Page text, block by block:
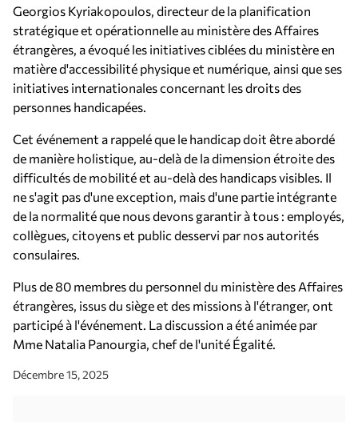
Georgios Kyriakopoulos, directeur de la planification
stratégique et opérationnelle au ministère des Affaires
étrangères, a évoqué les initiatives ciblées du ministère en
matière d'accessibilité physique et numérique, ainsi que ses
initiatives internationales concernant les droits des
personnes handicapées.
Cet événement a rappelé que le handicap doit être abordé
de manière holistique, au-delà de la dimension étroite des
difficultés de mobilité et au-delà des handicaps visibles. Il
ne s'agit pas d'une exception, mais d'une partie intégrante
de la normalité que nous devons garantir à tous : employés,
collègues, citoyens et public desservi par nos autorités
consulaires.
Plus de 80 membres du personnel du ministère des Affaires
étrangères, issus du siège et des missions à l'étranger, ont
participé à l'événement. La discussion a été animée par
Mme Natalia Panourgia, chef de l'unité Égalité.
Décembre 15, 2025